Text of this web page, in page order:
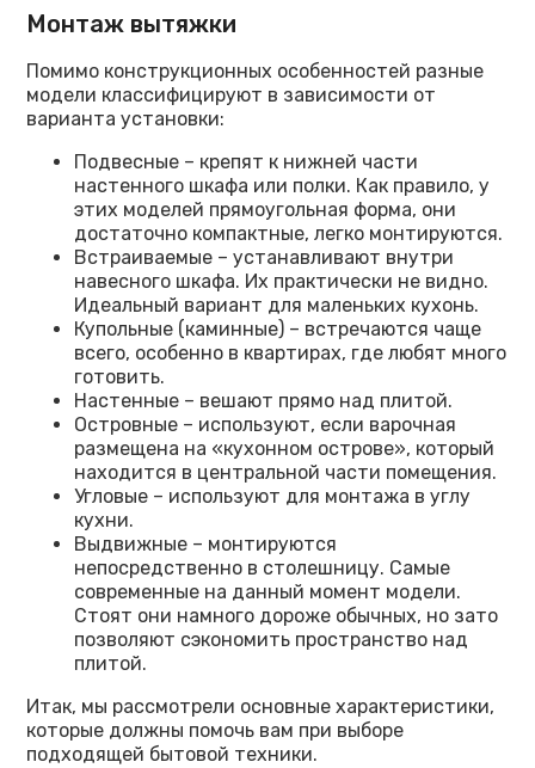
Монтаж вытяжки
Помимо конструкционных особенностей разные
модели классифицируют в зависимости от
варианта установки:
Подвесные – крепят к нижней части
настенного шкафа или полки. Как правило, у
этих моделей прямоугольная форма, они
достаточно компактные, легко монтируются.
Встраиваемые – устанавливают внутри
навесного шкафа. Их практически не видно.
Идеальный вариант для маленьких кухонь.
Купольные (каминные) – встречаются чаще
всего, особенно в квартирах, где любят много
готовить.
Настенные – вешают прямо над плитой.
Островные – используют, если варочная
размещена на «кухонном острове», который
находится в центральной части помещения.
Угловые – используют для монтажа в углу
кухни.
Выдвижные – монтируются
непосредственно в столешницу. Самые
современные на данный момент модели.
Стоят они намного дороже обычных, но зато
позволяют сэкономить пространство над
плитой.
Итак, мы рассмотрели основные характеристики,
которые должны помочь вам при выборе
подходящей бытовой техники.